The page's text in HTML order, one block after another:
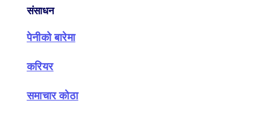
संसाधन
पेनीको बारेमा
करियर
समाचार कोठा